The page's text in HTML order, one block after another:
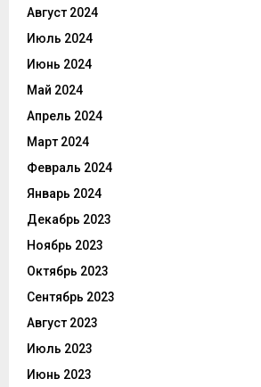
Август 2024
Июль 2024
Июнь 2024
Май 2024
Апрель 2024
Март 2024
Февраль 2024
Январь 2024
Декабрь 2023
Ноябрь 2023
Октябрь 2023
Сентябрь 2023
Август 2023
Июль 2023
Июнь 2023